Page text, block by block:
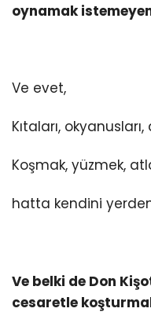
oynamak
Ve evet,
Kıtaları,
Koşmak, yüzmek,
hatta kendini
Ve belki de Don
cesaretle